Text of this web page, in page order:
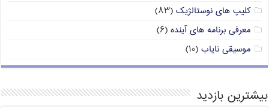
کلیپ های نوستالژیک (۸۳)
معرفی برنامه های آینده (۶)
موسیقی نایاب (۱۰)
بیشترین بازدید